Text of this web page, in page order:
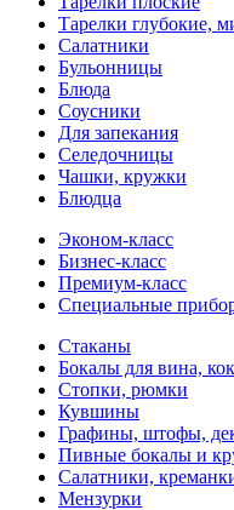
Тарелки глубокие,
Салатники
Бульонницы
Блюда
Соусники
Для запекания
Селедочницы
Чашки, кружки
Блюдца
Эконом-класс
Бизнес-класс
Премиум-класс
Специальные
Стаканы
Бокалы для вина,
Стопки, рюмки
Кувшины
Графины, штофы,
Пивные бокалы и
Салатники,
Мензурки